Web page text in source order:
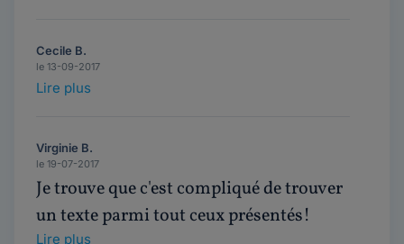
Cecile B.
le 13-09-2017
Lire plus
Virginie B.
le 19-07-2017
Je trouve que c'est compliqué de trouver
un texte parmi tout ceux présentés!
Lire plus